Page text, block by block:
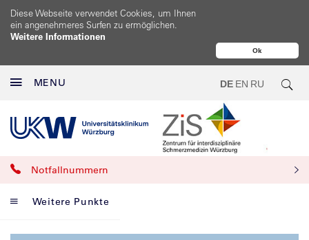
Ok
Diese Webseite verwendet Cookies, um Ihnen
ein angenehmeres Surfen zu ermöglichen.
Weitere Informationen
MENU DE EN RU
Notfallnummern
Weitere Punkte